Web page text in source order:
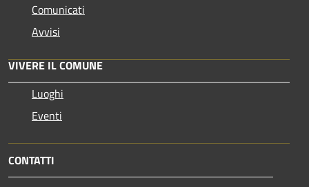
Comunicati
Avvisi
VIVERE IL COMUNE
Luoghi
Eventi
CONTATTI